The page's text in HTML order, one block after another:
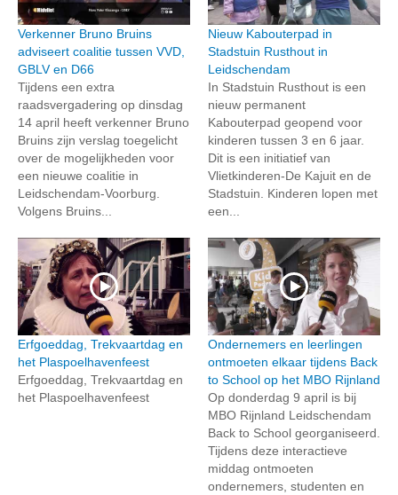
Verkenner Bruno Bruins
adviseert coalitie tussen VVD,
GBLV en D66
Tijdens een extra
raadsvergadering op dinsdag
14 april heeft verkenner Bruno
Bruins zijn verslag toegelicht
over de mogelijkheden voor
een nieuwe coalitie in
Leidschendam-Voorburg.
Volgens Bruins...
Nieuw Kabouterpad in
Stadstuin Rusthout in
Leidschendam
In Stadstuin Rusthout is een
nieuw permanent
Kabouterpad geopend voor
kinderen tussen 3 en 6 jaar.
Dit is een initiatief van
Vlietkinderen-De Kajuit en de
Stadstuin. Kinderen lopen met
een...
Erfgoeddag, Trekvaartdag en
het Plaspoelhavenfeest
Erfgoeddag, Trekvaartdag en
het Plaspoelhavenfeest
Ondernemers en leerlingen
ontmoeten elkaar tijdens Back
to School op het MBO Rijnland
Op donderdag 9 april is bij
MBO Rijnland Leidschendam
Back to School georganiseerd.
Tijdens deze interactieve
middag ontmoeten
ondernemers, studenten en